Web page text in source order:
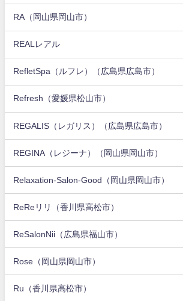
RA（岡山県岡山市）
REALレアル
RefletSpa（ルフレ）（広島県広島市）
Refresh（愛媛県松山市）
REGALIS（レガリス）（広島県広島市）
REGINA（レジーナ）（岡山県岡山市）
Relaxation-Salon-Good（岡山県岡山市）
ReReリリ（香川県高松市）
ReSalonNii（広島県福山市）
Rose（岡山県岡山市）
Ru（香川県高松市）